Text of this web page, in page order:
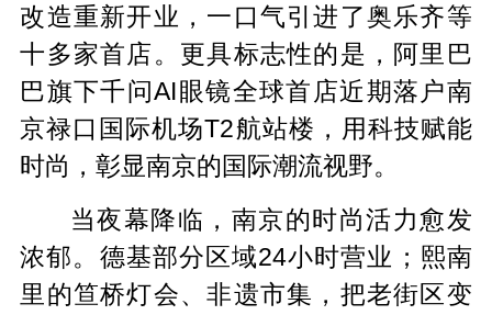
改造重新开业，一口气引进了奥乐齐等
十多家首店。更具标志性的是，阿里巴
巴旗下千问AI眼镜全球首店近期落户南
京禄口国际机场T2航站楼，用科技赋能
时尚，彰显南京的国际潮流视野。
当夜幕降临，南京的时尚活力愈发
浓郁。德基部分区域24小时营业；熙南
里的笪桥灯会、非遗市集，把老街区变